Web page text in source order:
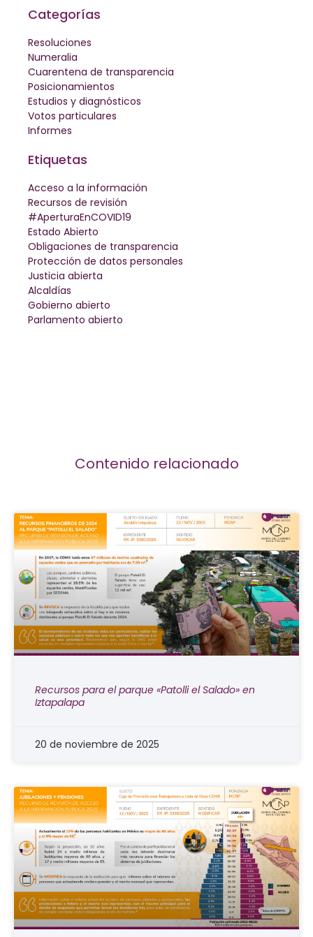
Categorías
Resoluciones
Numeralia
Cuarentena de transparencia
Posicionamientos
Estudios y diagnósticos
Votos particulares
Informes
Etiquetas
Acceso a la información
Recursos de revisión
#AperturaEnCOVID19
Estado Abierto
Obligaciones de transparencia
Protección de datos personales
Justicia abierta
Alcaldías
Gobierno abierto
Parlamento abierto
Contenido relacionado
Recursos para el parque «Patolli el Salado» en
Iztapalapa
20 de noviembre de 2025